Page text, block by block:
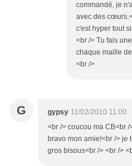
commandé, je
avec des
c'est hyper tout
<br /> Tu fais
chaque maille
<br />
G gypsy 11/02/2010 11:00
<br /> coucou ma CB<br
bravo mon amie!<br /> je
gros bisous<br /> <br />